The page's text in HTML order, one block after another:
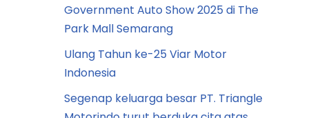
Government Auto Show 2025 di The
Park Mall Semarang
Ulang Tahun ke-25 Viar Motor
Indonesia
Segenap keluarga besar PT. Triangle